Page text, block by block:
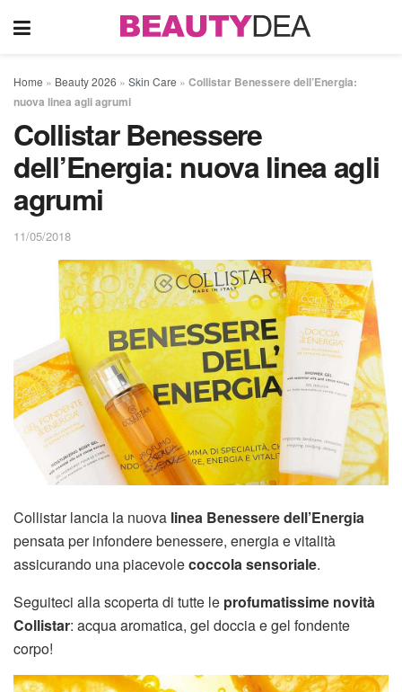
Home » Beauty 2026 » Skin Care » Collistar Benessere dell’Energia:
nuova linea agli agrumi
Collistar Benessere
dell’Energia: nuova linea agli
agrumi
11/05/2018
Collistar lancia la nuova linea Benessere dell’Energia
pensata per infondere benessere, energia e vitalità
assicurando una piacevolecoccola sensoriale.
Seguiteci alla scoperta di tutte le profumatissime novità
Collistar: acqua aromatica, gel doccia e gel fondente
corpo!